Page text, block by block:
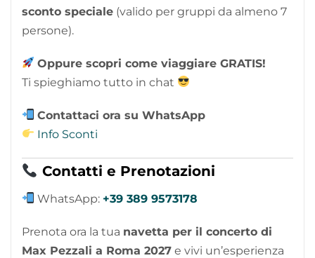
sconto speciale (valido per gruppi da almeno 7
persone).
Oppure scopri come viaggiare GRATIS!
Ti spieghiamo tutto in chat
Contattaci ora su WhatsApp
Info Sconti
Contatti e Prenotazioni
WhatsApp: +39 389 9573178
Prenota ora la tua navetta per il concerto di
Max Pezzali a Roma 2027 e vivi un’esperienza